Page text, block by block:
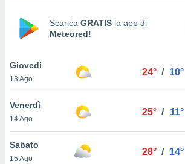
la
nella
cookie
il tuo
in
Scarica GRATIS la app di
Meteored!
Giovedi
13 Ago
24° / 10°
Venerdì
14 Ago
25° / 11°
Sabato
15 Ago
28° / 14°